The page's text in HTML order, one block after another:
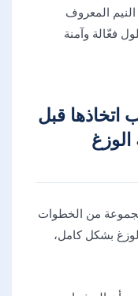
المعروف
فعّالة وآمنة
اتخاذها قبل
من الخطوات
بشكل كامل،